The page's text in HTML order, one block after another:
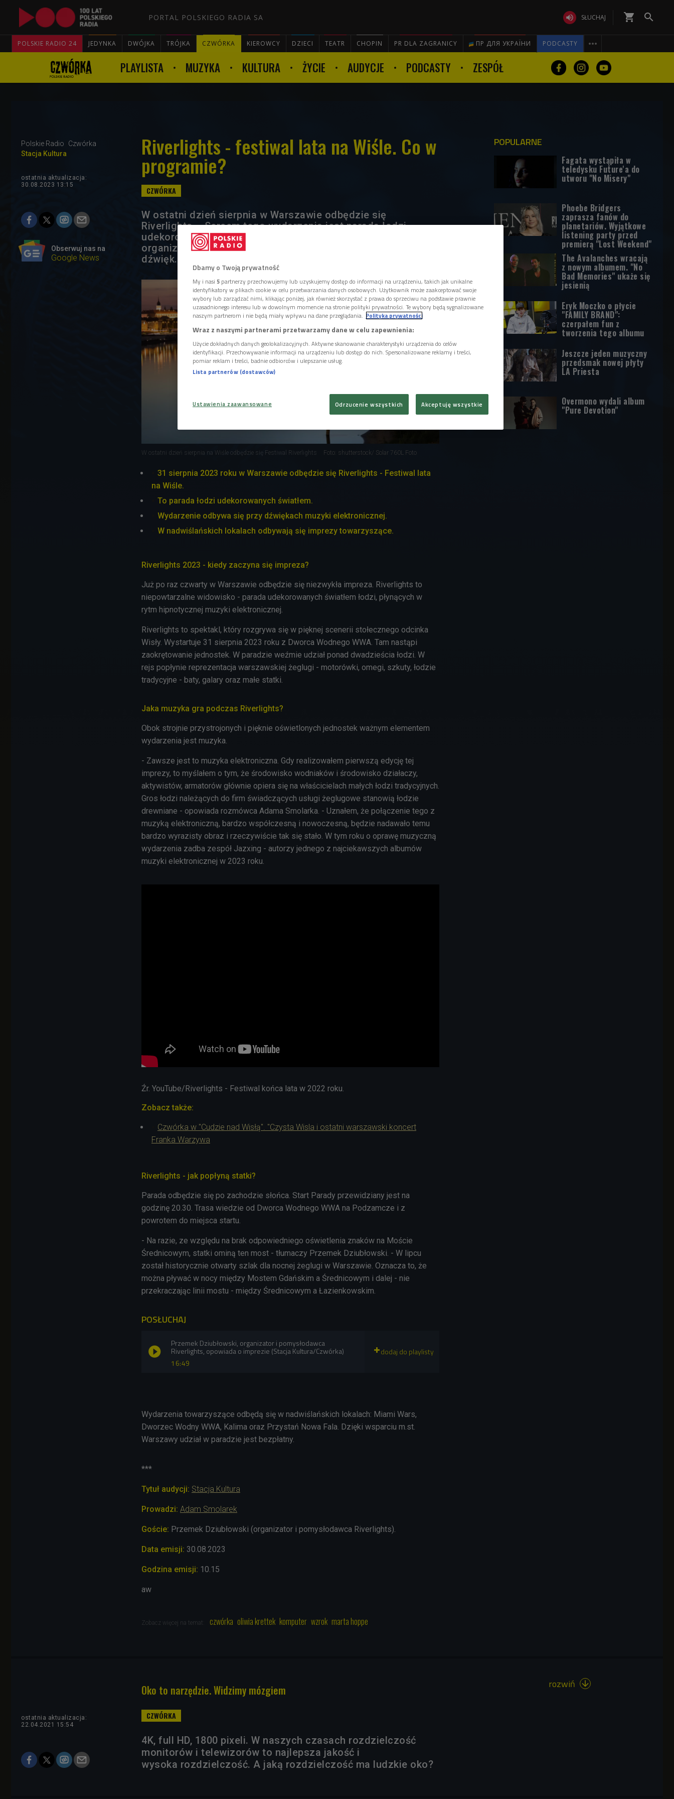
PORTAL POLSKIEGO RADIA SA  SŁUCHAJ shopping_cart 
POLSKIE RADIO 24 JEDYNKA DWÓJKA TRÓJKA CZWÓRKA KIEROWCY DZIECI TEATR CHOPIN PR DLA ZAGRANICY ПР ДЛЯ УКРАЇНИ PODCASTY 

PLAYLISTA MUZYKA KULTURA ŻYCIE AUDYCJE PODCASTY ZESPÓŁ
Polskie Radio
Czwórka
Stacja Kultura
Riverlights - festiwal lata na Wiśle. Co w
programie?
ostatnia aktualizacja:
30.08.2023 13:15
Obserwuj nas na
Google News
W ostatni dzień sierpnia w Warszawie odbędzie się
Riverlights. - Sercem tego wydarzenia jest parada łodzi
udekorowanych światłem - mówi Przemek Dziubłowski,
organizator imprezy. - Bardzo ważnym aspektem jest też
dźwięk.
W ostatni dzień sierpnia na Wiśle odbędzie się Festiwal Riverlights Foto: shutterstock/ Solar 760L Foto
31 sierpnia 2023 roku w Warszawie odbędzie się Riverlights - Festiwal lata
na Wiśle.
To parada łodzi udekorowanych światłem.
Wydarzenie odbywa się przy dźwiękach muzyki elektronicznej.
W nadwiślańskich lokalach odbywają się imprezy towarzyszące.
Riverlights 2023 - kiedy zaczyna się impreza?
Już po raz czwarty w Warszawie odbędzie się niezwykła impreza. Riverlights to
niepowtarzalne widowisko - parada udekorowanych światłem łodzi, płynących w
rytm hipnotycznej muzyki elektronicznej.
Riverlights to spektakl, który rozgrywa się w pięknej scenerii stołecznego odcinka
Wisły. Wystartuje 31 sierpnia 2023 roku z Dworca Wodnego WWA. Tam nastąpi
zaokrętowanie jednostek. W paradzie weźmie udział ponad dwadzieścia łodzi. W
rejs popłynie reprezentacja warszawskiej żeglugi - motorówki, omegi, szkuty, łodzie
tradycyjne - baty, galary oraz małe statki.
Jaka muzyka gra podczas Riverlights?
Obok strojnie przystrojonych i pięknie oświetlonych jednostek ważnym elementem
wydarzenia jest muzyka.
- Zawsze jest to muzyka elektroniczna. Gdy realizowałem pierwszą edycję tej
imprezy, to myślałem o tym, że środowisko wodniaków i środowisko działaczy,
aktywistów, armatorów głównie opiera się na właścicielach małych łodzi tradycyjnych.
Gros łodzi należących do firm świadczących usługi żeglugowe stanowią łodzie
drewniane - opowiada rozmówca Adama Smolarka. - Uznałem, że połączenie tego z
muzyką elektroniczną, bardzo współczesną i nowoczesną, będzie nadawało temu
bardzo wyrazisty obraz i rzeczywiście tak się stało. W tym roku o oprawę muzyczną
wydarzenia zadba zespół Jazxing - autorzy jednego z najciekawszych albumów
muzyki elektronicznej w 2023 roku.
Źr. YouTube/Riverlights - Festiwal końca lata w 2022 roku.
Zobacz także:
Czwórka w "Cudzie nad Wisłą". "Czysta Wisla i ostatni warszawski koncert
Franka Warzywa
Riverlights - jak popłyną statki?
Parada odbędzie się po zachodzie słońca. Start Parady przewidziany jest na
godzinę 20.30. Trasa wiedzie od Dworca Wodnego WWA na Podzamcze i z
powrotem do miejsca startu.
- Na razie, ze względu na brak odpowiedniego oświetlenia znaków na Moście
Średnicowym, statki ominą ten most - tłumaczy Przemek Dziubłowski. - W lipcu
został historycznie otwarty szlak dla nocnej żeglugi w Warszawie. Oznacza to, że
można pływać w nocy między Mostem Gdańskim a Średnicowym i dalej - nie
przekraczając linii mostu - między Średnicowym a Łazienkowskim.
POSŁUCHAJ
16:49
Przemek Dziubłowski, organizator i pomysłodawca
Riverlights, opowiada o imprezie (Stacja Kultura/Czwórka)
Wydarzenia towarzyszące odbędą się w nadwiślańskich lokalach: Miami Wars,
Dworzec Wodny WWA, Kalima oraz Przystań Nowa Fala. Dzięki wsparciu m.st.
Warszawy udział w paradzie jest bezpłatny.
***
Tytuł audycji: Stacja Kultura
Prowadzi: Adam Smolarek
Goście: Przemek Dziubłowski (organizator i pomysłodawca Riverlights).
Data emisji: 30.08.2023
Godzina emisji: 10.15
aw
Zobacz więcej na temat: czwórka oliwia krettek komputer wzrok marta hoppe
POPULARNE
Fagata wystąpiła w
teledysku Future'a do
utworu "No Misery"
Phoebe Bridgers
zaprasza fanów do
planetariów. Wyjątkowe
listening party przed
premierą "Lost Weekend"
The Avalanches wracają
z nowym albumem. "No
Bad Memories" ukaże się
jesienią
Eryk Moczko o płycie
"FAMILY BRAND":
czerpałem fun z
tworzenia tego albumu
Jeszcze jeden muzyczny
przedsmak nowej płyty
LA Priesta
Overmono wydali album
"Pure Devotion"
Oko to narzędzie. Widzimy mózgiem
ostatnia aktualizacja:
22.04.2021 15:54
4K, full HD, 1800 pixeli. W naszych czasach rozdzielczość
monitorów i telewizorów to najlepsza jakość i
wysoka rozdzielczość. A jaką rozdzielczość ma ludzkie oko?
rozwiń 
Dbamy o Twoją prywatność
My i nasi 5 partnerzy przechowujemy lub uzyskujemy dostęp do informacji na urządzeniu, takich jak unikalne
identyfikatory w plikach cookie w celu przetwarzania danych osobowych. Użytkownik może zaakceptować swoje
wybory lub zarządzać nimi, klikając poniżej, jak również skorzystać z prawa do sprzeciwu na podstawie prawnie
uzasadnionego interesu lub w dowolnym momencie na stronie polityki prywatności. Te wybory będą sygnalizowane
naszym partnerom i nie będą miały wpływu na dane przeglądania. Polityka prywatności
Wraz z naszymi partnerami przetwarzamy dane w celu zapewnienia:
Użycie dokładnych danych geolokalizacyjnych. Aktywne skanowanie charakterystyki urządzenia do celów
identyfikacji. Przechowywanie informacji na urządzeniu lub dostęp do nich. Spersonalizowane reklamy i treści,
pomiar reklam i treści, badnie odbiorców i ulepszanie usług.
Lista partnerów (dostawców)
Ustawienia zaawansowane Odrzucenie wszystkich Akceptuję wszystkie